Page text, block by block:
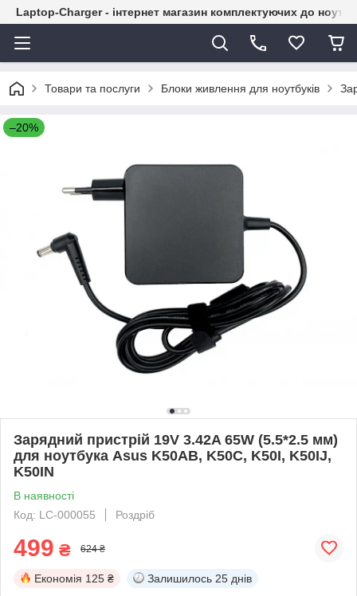
Laptop-Charger - інтернет магазин комплектуючих до
Товари та послуги Блоки живлення для ноутбуків
–20%
Зарядний пристрій 19V 3.42A 65W (5.5*2.5 мм)
для ноутбука Asus K50AB, K50C, K50I, K50IJ,
K50IN
В наявності
Код: LC-000055
Роздріб
499 ₴ 624 ₴
Економія 125 ₴ Залишилось 25 днів